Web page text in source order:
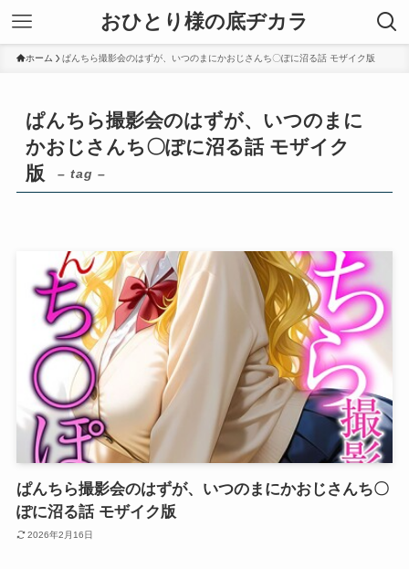
おひとり様の底ヂカラ
ホーム ぱんちら撮影会のはずが、いつのまにかおじさんち〇ぽに沼る話 モザイク版
ぱんちら撮影会のはずが、いつのまに
かおじさんち〇ぽに沼る話 モザイク
版
– tag –
ぱんちら撮影会のはずが、いつのまにかおじさんち〇
ぽに沼る話 モザイク版
2026年2月16日